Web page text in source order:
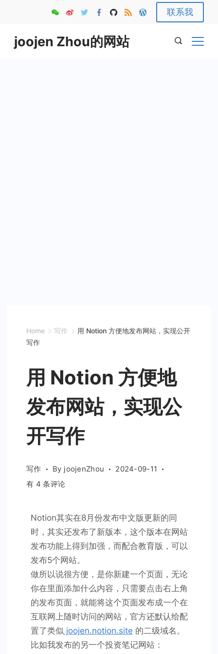
content
联系我
joojen Zhou的网站
Home 写作
用 Notion 方便地发布网站，实现公开
写作
用 Notion 方便地
发布网站，实现公
开写作
写作 By joojenZhou
2024-09-11
用
便
地
发
布
网
站，
实
公
开
写
有 4 条评论
Notion其实在8月份发布中文版更新的同
时，其实还发布了新版本，这个版本在网站
发布功能上得到加强，而配合教育版，可以
发布5个网站。
做所以说很方便，是你新建一个页面，无论
你在里面添加什么内容，只需要点击右上角
的发布页面，就能将这个页面发布成一个在
互联网上随时访问的网站，官方还默认给配
置了类似 joojen.notion.site 的二级域名。
比如我发布的另一个投资笔记网站：